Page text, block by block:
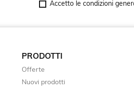
Accetto le condizioni
PRODOTTI
Offerte
Nuovi prodotti